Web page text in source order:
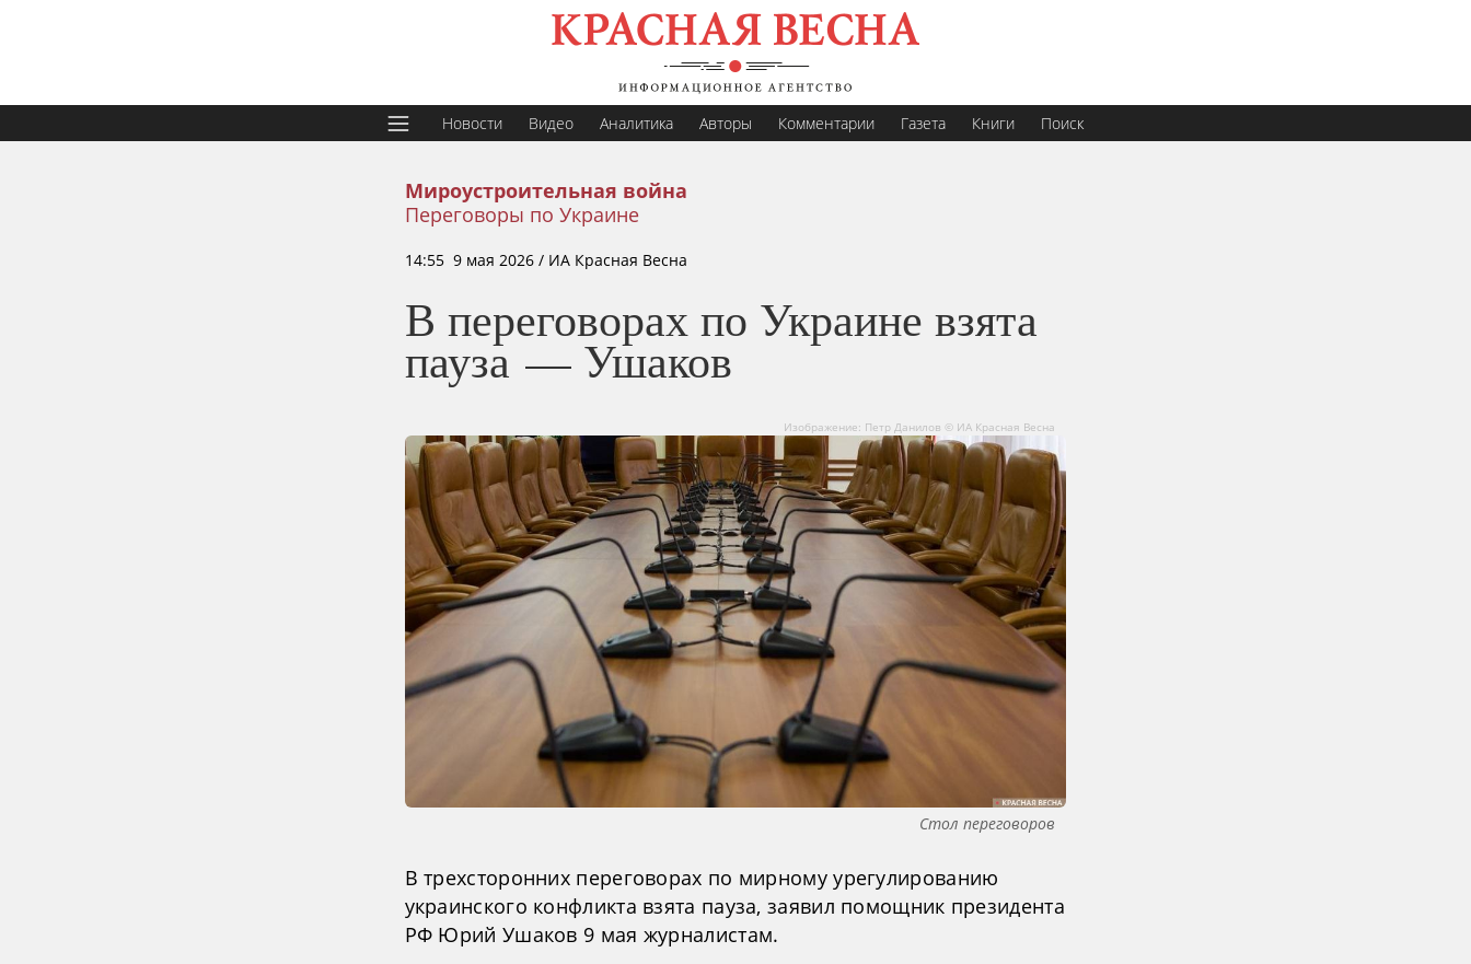
Новости Видео Аналитика Авторы Комментарии Газета Книги Поиск
Мироустроительная война
Переговоры по Украине
14:55 9 мая 2026 / ИА Красная Весна
В переговорах по Украине взята
пауза — Ушаков
Изображение: Петр Данилов © ИА Красная Весна
Стол переговоров
В трехсторонних переговорах по мирному урегулированию
украинского конфликта взята пауза, заявил помощник президента
РФ Юрий Ушаков 9 мая журналистам.